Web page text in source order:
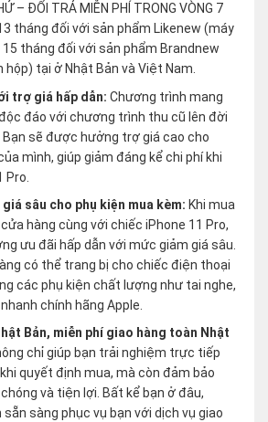
– ĐỔI TRẢ MIỄN PHÍ TRONG VÒNG 7
tháng đối với sản phẩm Likenew (máy
tháng đối với sản phẩm Brandnew
tại ở Nhật Bản và Việt Nam.
trợ giá hấp dẫn:Chương trình mang
đáo với chương trình thu cũ lên đời
Bạn sẽ được hưởng trợ giá cao cho
mình, giúp giảm đáng kể chi phí khi
Pro.
sâu cho phụ kiện mua kèm: Khi mua
hàng cùng với chiếc iPhone 11 Pro,
ưu đãi hấp dẫn với mức giảm giá sâu.
có thể trang bị cho chiếc điện thoại
các phụ kiện chất lượng như tai nghe,
chính hãng Apple.
Bản, miễn phí giao hàng toàn Nhật
chỉ giúp bạn trải nghiệm trực tiếp
quyết định mua, mà còn đảm bảo
và tiện lợi. Bất kể bạn ở đâu,
sàng phục vụ bạn với dịch vụ giao